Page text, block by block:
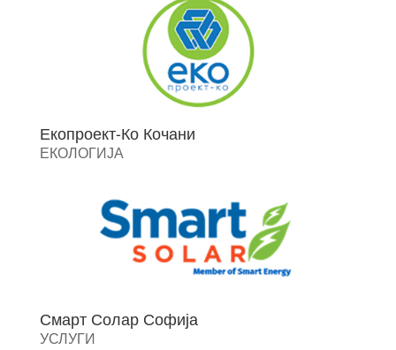
Екопроект-Ко Кочани
ЕКОЛОГИЈА
Смарт Солар Софија
УСЛУГИ